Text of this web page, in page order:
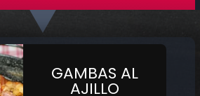
GAMBAS AL
AJILLO